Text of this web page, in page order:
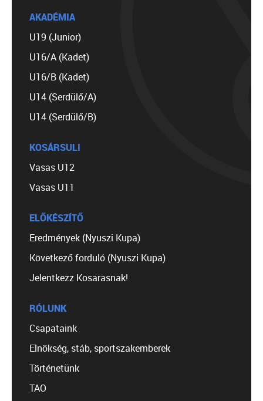
AKADÉMIA
U19 (Junior)
U16/A (Kadet)
U16/B (Kadet)
U14 (Serdülő/A)
U14 (Serdülő/B)
KOSÁRSULI
Vasas U12
Vasas U11
ELŐKÉSZÍTŐ
Eredmények (Nyuszi Kupa)
Következő forduló (Nyuszi Kupa)
Jelentkezz Kosarasnak!
RÓLUNK
Csapataink
Elnökség, stáb, sportszakemberek
Történetünk
TAO